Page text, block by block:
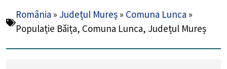
România » Județul Mureș » Comuna Lunca »
Populație Băița, Comuna Lunca, Județul Mureș